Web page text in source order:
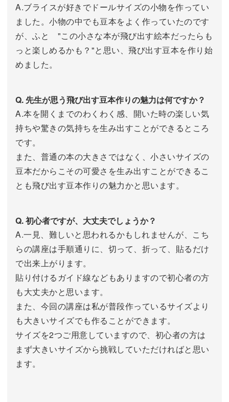
A.ブライスが好きでドールサイズの小物を作ってい
ました。小物の中でも豆本をよく作っていたのです
が、ふと "この小さな本が飛び出す絵本だったらも
っと楽しめるかも？"と思い、飛び出す豆本を作り始
めました。
Q. 先生が思う飛び出す豆本作りの魅力は何ですか？
A.本を開くまでのわくわく感、開いた時の楽しい気
持ちや驚きの気持ちを生み出すことができるところ
です。
また、普通の本の大きさではなく、小さいサイズの
豆本だからこその可愛さを生み出すことができるこ
とも飛び出す豆本作りの魅力かと思います。
Q. 初心者ですが、大丈夫でしょうか？
A.一見、難しいと思われるかもしれませんが、こち
らの講座は手順通りに、切って、折って、貼るだけ
で出来上がります。
貼り付けるガイド線などもありますので初心者の方
も大丈夫かと思います。
また、今回の講座は私が普段作っているサイズより
も大きいサイズでも作ることができます。
サイズを2つご用意していますので、初心者の方は
まず大きいサイズから挑戦していただければと思い
ます。